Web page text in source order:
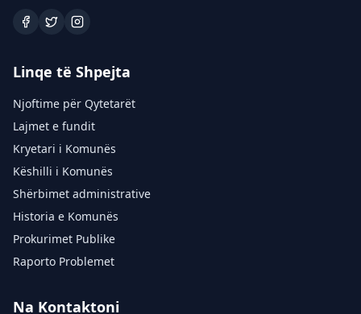
Linqe të Shpejta
Njoftime për Qytetarët
Lajmet e fundit
Kryetari i Komunës
Këshilli i Komunës
Shërbimet administrative
Historia e Komunës
Prokurimet Publike
Raporto Problemet
Na Kontaktoni